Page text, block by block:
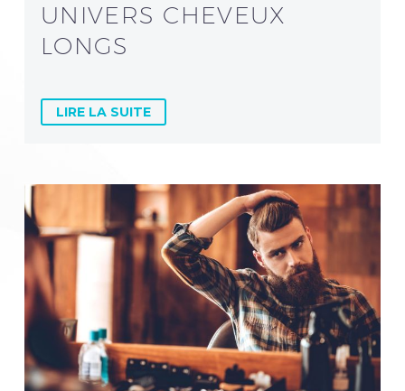
UNIVERS CHEVEUX
LONGS
LIRE LA SUITE